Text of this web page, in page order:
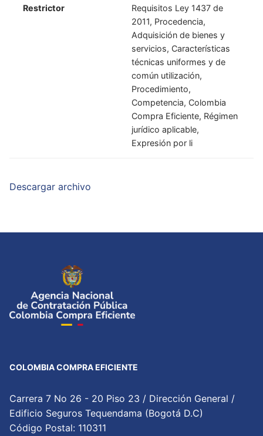
Restrictor
Requisitos Ley 1437 de
2011, Procedencia,
Adquisición de bienes y
servicios, Características
técnicas uniformes y de
común utilización,
Procedimiento,
Competencia, Colombia
Compra Eficiente, Régimen
jurídico aplicable,
Expresión por li
Descargar archivo
COLOMBIA COMPRA EFICIENTE
Carrera 7 No 26 - 20 Piso 23 / Dirección General /
Edificio Seguros Tequendama (Bogotá D.C)
Código Postal: 110311